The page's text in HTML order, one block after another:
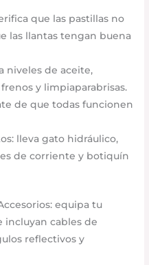
que las pastillas no
las llantas tengan buena
niveles de aceite,
y limpiaparabrisas.
de que todas funcionen
lleva gato hidráulico,
de corriente y botiquín
equipa tu
incluyan cables de
reflectivos y